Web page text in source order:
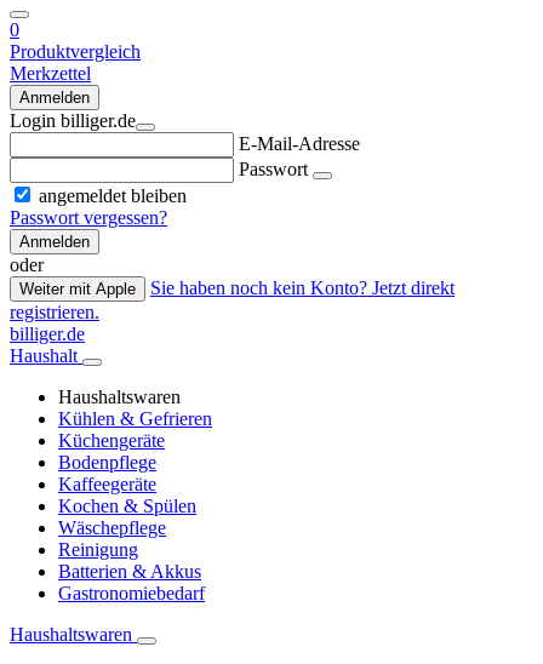
0
Produktvergleich
Merkzettel
Anmelden
Login billiger.de
E-Mail-Adresse
Passwort
angemeldet bleiben
Passwort vergessen?
Anmelden
oder
Weiter mit Apple
Sie haben noch kein Konto? Jetzt direkt
registrieren.
billiger.de
Haushalt
Haushaltswaren
Kühlen & Gefrieren
Küchengeräte
Bodenpflege
Kaffeegeräte
Kochen & Spülen
Wäschepflege
Reinigung
Batterien & Akkus
Gastronomiebedarf
Haushaltswaren